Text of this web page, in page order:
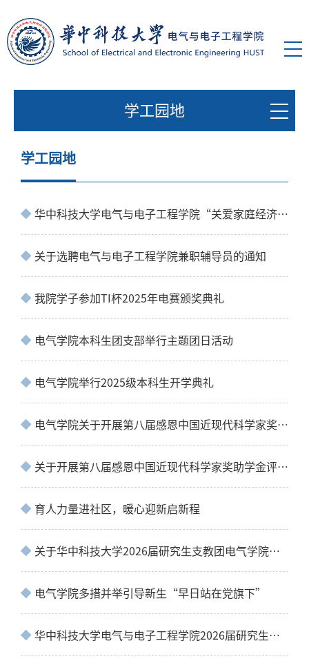
学工园地
学工园地
华中科技大学电气与电子工程学院“关爱家庭经济困难新生助学金”评选通知
关于选聘电气与电子工程学院兼职辅导员的通知
我院学子参加TI杯2025年电赛颁奖典礼
电气学院本科生团支部举行主题团日活动
电气学院举行2025级本科生开学典礼
电气学院关于开展第八届感恩中国近现代科学家奖助学金评选工作拟推荐名单公示
关于开展第八届感恩中国近现代科学家奖助学金评选工作的通知
育人力量进社区，暖心迎新启新程
关于华中科技大学2026届研究生支教团电气学院推荐名单公示通知
电气学院多措并举引导新生“早日站在党旗下”
华中科技大学电气与电子工程学院2026届研究生支教团选拔工作办法